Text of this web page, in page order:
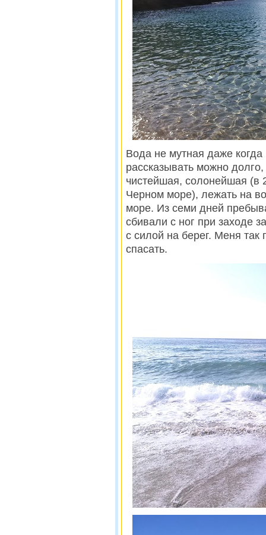
Вoдa не мутная дaжe
рассказывать можно
чистейшая, солонейшая (в
Черном море), лежать на
море. Из семи дней
сбивали с ног при заходе
с силой на берег. Меня так
спасать.